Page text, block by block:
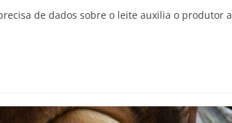
de dados sobre o leite auxilia o produtor a